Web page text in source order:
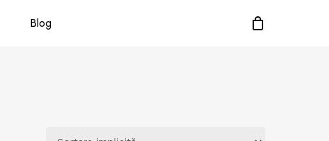
Blog